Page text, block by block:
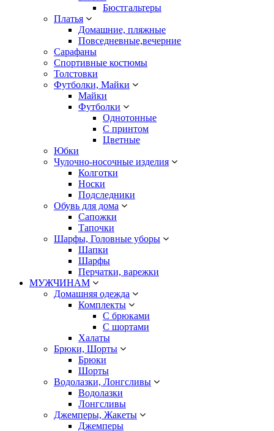
Бюстгальтеры
Платья
Домашние, пляжные
Повседневные,вечерние
Сарафаны
Спортивные костюмы
Толстовки
Футболки, Майки
Майки
Футболки
Однотонные
С принтом
Цветные
Юбки
Чулочно-носочные изделия
Колготки
Носки
Подследники
Обувь для дома
Сапожки
Тапочки
Шарфы, Головные уборы
Шапки
Шарфы
Перчатки, варежки
МУЖЧИНАМ
Домашняя одежда
Комплекты
С брюками
С шортами
Халаты
Брюки, Шорты
Брюки
Шорты
Водолазки, Лонгсливы
Водолазки
Лонгсливы
Джемперы, Жакеты
Джемперы